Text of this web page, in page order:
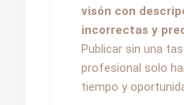
visón con
incorrectas y
Publicar sin una
profesional solo
tiempo y